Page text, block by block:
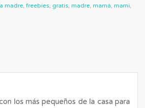
madre,freebies, gratis, madre, mamá, mami,
los más pequeños de la casa para